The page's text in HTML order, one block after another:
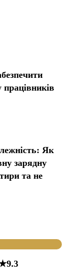
працівників
Як
зарядну
та не